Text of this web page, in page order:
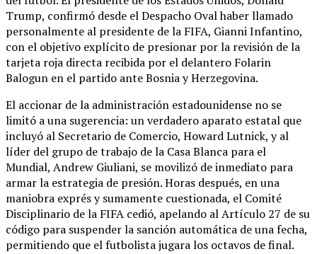
Trump, confirmó desde el Despacho Oval haber llamado
personalmente al presidente de la FIFA, Gianni Infantino,
con el objetivo explícito de presionar por la revisión de la
tarjeta roja directa recibida por el delantero Folarin
Balogun en el partido ante Bosnia y Herzegovina.
El accionar de la administración estadounidense no se
limitó a una sugerencia: un verdadero aparato estatal que
incluyó al Secretario de Comercio, Howard Lutnick, y al
líder del grupo de trabajo de la Casa Blanca para el
Mundial, Andrew Giuliani, se movilizó de inmediato para
armar la estrategia de presión. Horas después, en una
maniobra exprés y sumamente cuestionada, el Comité
Disciplinario de la FIFA cedió, apelando al Artículo 27 de su
código para suspender la sanción automática de una fecha,
permitiendo que el futbolista jugara los octavos de final.